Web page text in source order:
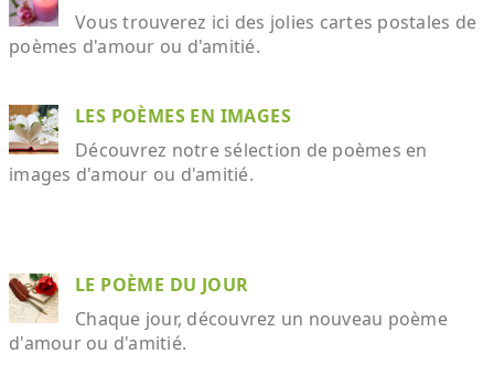
Vous trouverez ici des jolies cartes postales de
poèmes d'amour ou d'amitié.
LES POÈMES EN IMAGES
Découvrez notre sélection de poèmes en
images d'amour ou d'amitié.
LE POÈME DU JOUR
Chaque jour, découvrez un nouveau poème
d'amour ou d'amitié.